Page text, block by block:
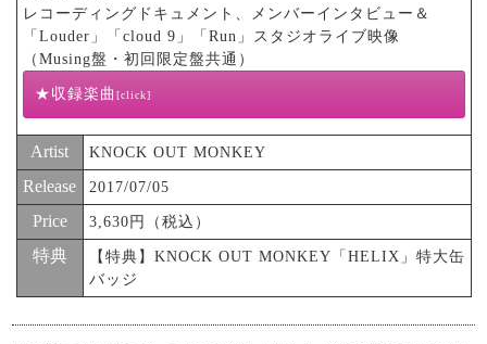
レコーディングドキュメント、メンバーインタビュー＆
「Louder」「cloud 9」「Run」スタジオライブ映像
（Musing盤・初回限定盤共通）
★収録楽曲 [click]
01. Louder
02. Jump
03. 1:48
04. Dog
05. fall down
06. cloud 9
07. Reverse thinking
Artist KNOCK OUT MONKEY
Release 2017/07/05
Price 3,630円（税込）
特典
【特典】KNOCK OUT MONKEY「HELIX」特大缶
バッジ